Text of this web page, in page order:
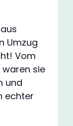
Umzug
Vom
waren sie
und
echter